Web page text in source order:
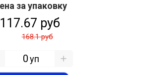
за упаковку
117.67 руб
168.1 руб
уп